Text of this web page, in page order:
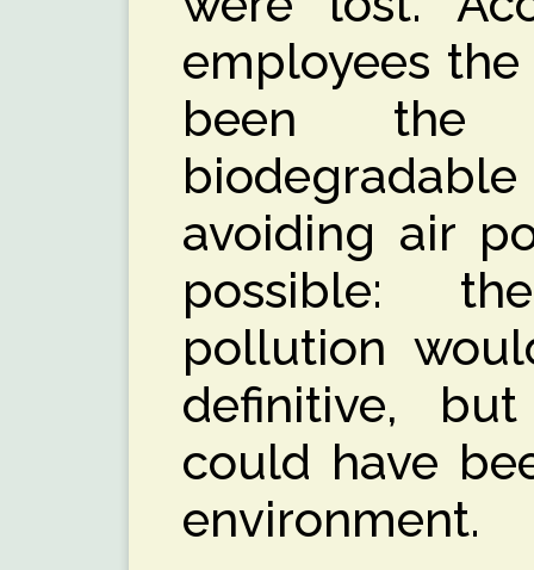
employees
been the
avoiding air
possible:
pollution
definitive,
could have
environment.